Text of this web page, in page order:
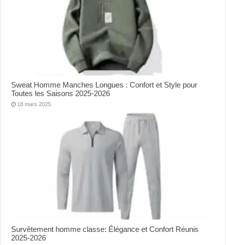
Sweat Homme Manches Longues : Confort et Style pour
Toutes les Saisons 2025-2026
18 mars 2025
Survêtement homme classe: Élégance et Confort Réunis
2025-2026